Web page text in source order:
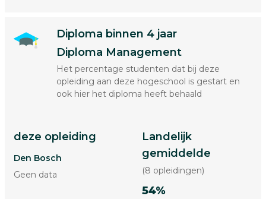
Diploma binnen 4 jaar
Diploma Management
Het percentage studenten dat bij deze
opleiding aan deze hogeschool is gestart en
ook hier het diploma heeft behaald
deze opleiding
Den Bosch
Geen data
Landelijk
gemiddelde
(8 opleidingen)
54%